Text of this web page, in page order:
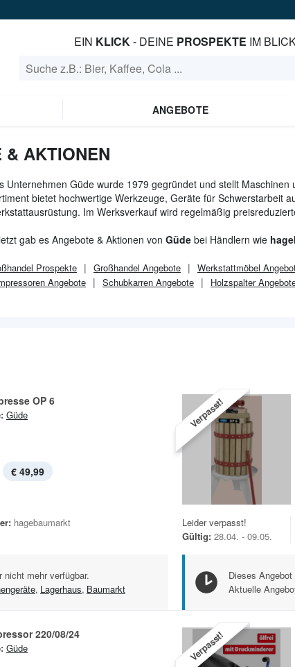
EIN KLICK- DEINE PROSPEKTE IM
ANGEBOTE
& AKTIONEN
Unternehmen Güde wurde 1979 gegründet und stellt
bietet hochwertige Werkzeuge, Geräte für Schwerstarbeit
Im Werksverkauf wird regelmäßig
gab es Angebote & Aktionen von Güde bei Händlern wie
Prospekte Großhandel Angebote Werkstattmöbel
Angebote
Schubkarren Angebote Holzspalter
OP 6
Güde
€ 49,99
hagebaumarkt
mehr verfügbar.
, Lagerhaus, Baumarkt
Verpasst!
Leider verpasst!
Gültig: 28.04. - 09.05.
Dieses
Aktuelle
220/08/24
Güde Verpasst!